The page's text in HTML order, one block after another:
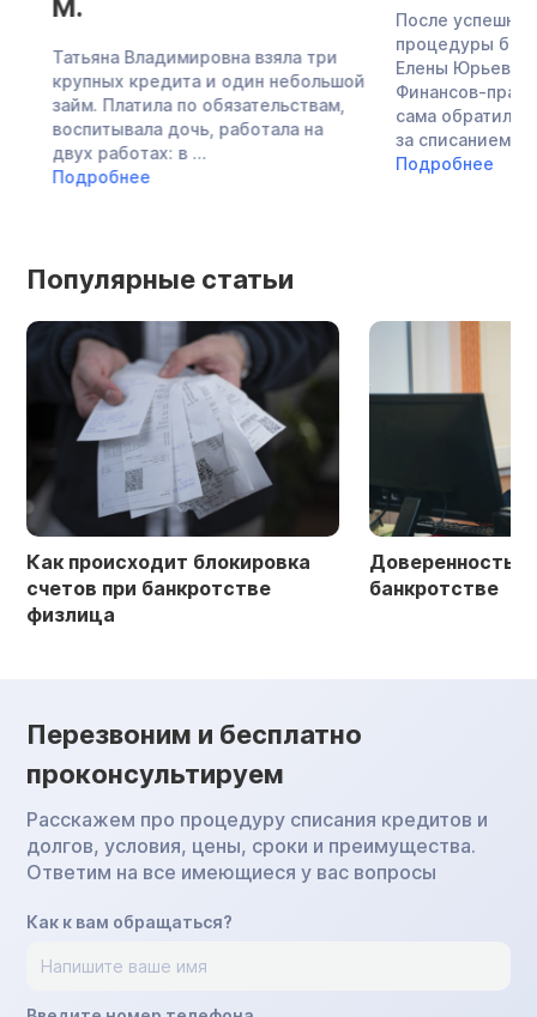
М.
Татьяна Владимировна взяла три
крупных кредита и один небольшой
займ. Платила по обязательствам,
воспитывала дочь, работала на
двух работах: в ...
Подробнее
После успешно
процедуры
Елены Юрьевны
Финансов-
сама обратилась
за списанием ...
Подробнее
Популярные статьи
Как происходит блокировка
счетов при банкротстве
физлица
Доверенность
банкротстве
Перезвоним и бесплатно
проконсультируем
Расскажем про процедуру списания кредитов и
долгов, условия, цены, сроки и преимущества.
Ответим на все имеющиеся у вас вопросы
Как к вам обращаться?